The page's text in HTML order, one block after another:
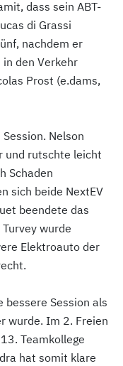
dass sein ABT-
di Grassi
nachdem er
in den Verkehr
Prost (e.dams,
Nelson
und rutschte leicht
Schaden
sich beide NextEV
beendete das
wurde
Elektroauto der
Session als
wurde. Im 2. Freien
Teamkollege
hat somit klare